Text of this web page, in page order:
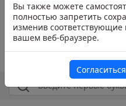
Вы также можете
полностью запретить
изменив соответствующие
вашем веб-браузере.